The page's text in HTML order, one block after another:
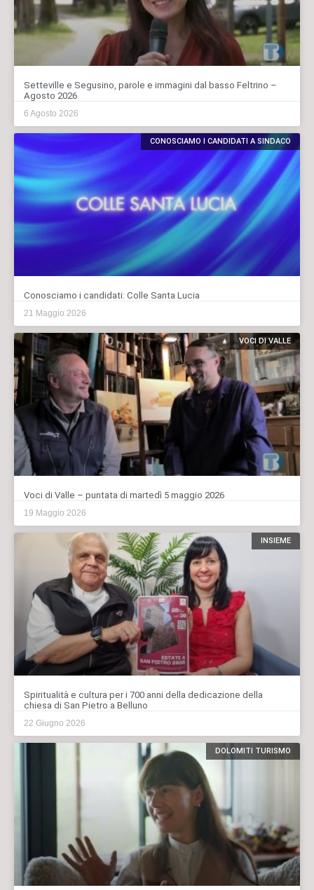
Setteville e Segusino, parole e immagini dal basso Feltrino –
Agosto 2026
6 Agosto 2026
CONOSCIAMO I CANDIDATI A SINDACO
Conosciamo i candidati: Colle Santa Lucia
21 Maggio 2026
VOCI DI VALLE
Voci di Valle – puntata di martedì 5 maggio 2026
19 Maggio 2026
INSIEME
Spiritualità e cultura per i 700 anni della dedicazione della
chiesa di San Pietro a Belluno
22 Giugno 2026
DOLOMITI TURISMO